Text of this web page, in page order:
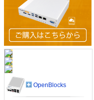
OpenBlocks